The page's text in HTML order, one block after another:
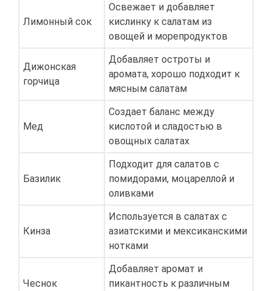
Лимонный сок
Освежает и добавляет
кислинку к салатам из
овощей и морепродуктов
Дижонская
горчица
Добавляет остроты и
аромата, хорошо подходит к
мясным салатам
Мед
Создает баланс между
кислотой и сладостью в
овощных салатах
Базилик
Подходит для салатов с
помидорами, моцареллой и
оливками
Кинза
Используется в салатах с
азиатскими и мексиканскими
нотками
Чеснок
Добавляет аромат и
пикантность к различным